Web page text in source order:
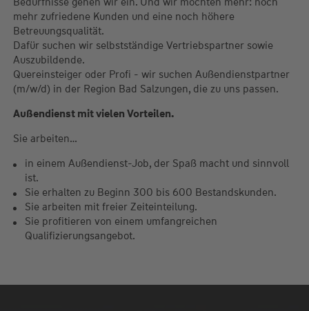
mehr zufriedene Kunden und eine noch höhere
Betreuungsqualität.
Dafür suchen wir selbstständige Vertriebspartner sowie
Auszubildende.
Quereinsteiger oder Profi - wir suchen Außendienstpartner
(m/w/d) in der Region Bad Salzungen, die zu uns passen.
Außendienst mit vielen Vorteilen.
Sie arbeiten…
in einem Außendienst-Job, der Spaß macht und sinnvoll
ist.
Sie erhalten zu Beginn 300 bis 600 Bestandskunden.
Sie arbeiten mit freier Zeiteinteilung.
Sie profitieren von einem umfangreichen
Qualifizierungsangebot.